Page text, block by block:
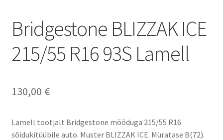
Bridgestone BLIZZAK ICE
215/55 R16 93S Lamell
130,00 €
Lamell tootjalt Bridgestone mõõduga 215/55 R16
sõidukitüübile auto. Muster BLIZZAK ICE. Müratase B(72).